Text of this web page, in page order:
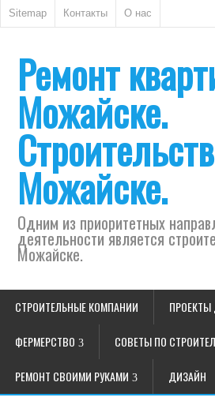
Sitemap Контакты О нас
Ремонт
Можайске.
Можайске.
Одним из приоритетных
деятельности является
Можайске.
СТРОИТЕЛЬНЫЕ КОМПАНИИ
ФЕРМЕРСТВО СОВЕТЫ ПО
РЕМОНТ СВОИМИ РУКАМИ ДИЗАЙН